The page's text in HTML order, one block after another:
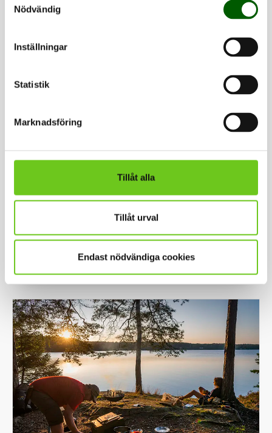
Nödvändig
Inställningar
Statistik
Marknadsföring
Tillåt alla
Tillåt urval
Endast nödvändiga cookies
Kontakt
Professor i mat- och måltidsvetenskap
sekunder.